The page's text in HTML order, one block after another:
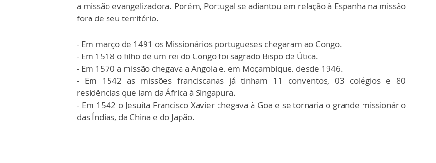
a missão evangelizadora. Porém, Portugal se adiantou em relação à Espanha na missão
fora de seu território.
- Em março de 1491 os Missionários portugueses chegaram ao Congo.
- Em 1518 o filho de um rei do Congo foi sagrado Bispo de Útica.
- Em 1570 a missão chegava a Angola e, em Moçambique, desde 1946.
- Em 1542 as missões franciscanas já tinham 11 conventos, 03 colégios e 80
residências que iam da África à Singapura.
- Em 1542 o Jesuíta Francisco Xavier chegava à Goa e se tornaria o grande missionário
das Índias, da China e do Japão.